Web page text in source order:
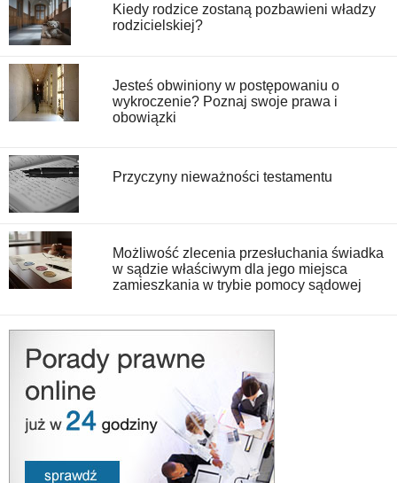
Kiedy rodzice zostaną pozbawieni władzy
rodzicielskiej?
Jesteś obwiniony w postępowaniu o
wykroczenie? Poznaj swoje prawa i
obowiązki
Przyczyny nieważności testamentu
Możliwość zlecenia przesłuchania świadka
w sądzie właściwym dla jego miejsca
zamieszkania w trybie pomocy sądowej